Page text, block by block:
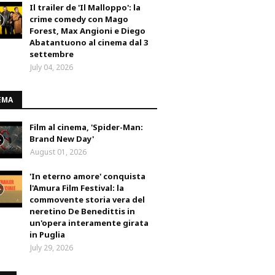
Il trailer de 'Il Malloppo': la
crime comedy con Mago
Forest, Max Angioni e Diego
Abatantuono al cinema dal 3
settembre
July 04, 2026
Film al cinema, 'Spider-Man:
Brand New Day'
August 01, 2026
'In eterno amore' conquista
l'Amura Film Festival: la
commovente storia vera del
neretino De Benedittis in
un'opera interamente girata
in Puglia
July 29, 2026